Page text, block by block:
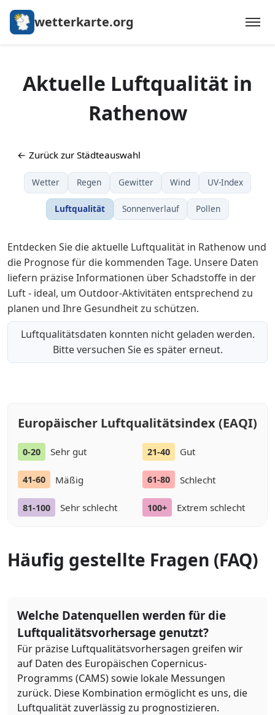
wetterkarte.org
Aktuelle Luftqualität in
Rathenow
← Zurück zur Städteauswahl
Wetter Regen Gewitter Wind UV-Index
Luftqualität Sonnenverlauf Pollen
Entdecken Sie die aktuelle Luftqualität in Rathenow und
die Prognose für die kommenden Tage. Unsere Daten
liefern präzise Informationen über Schadstoffe in der
Luft - ideal, um Outdoor-Aktivitäten entsprechend zu
planen und Ihre Gesundheit zu schützen.
Luftqualitätsdaten konnten nicht geladen werden.
Bitte versuchen Sie es später erneut.
Europäischer Luftqualitätsindex (EAQI)
0-20 Sehr gut 21-40 Gut
41-60 Mäßig 61-80 Schlecht
81-100 Sehr schlecht 100+ Extrem schlecht
Häufig gestellte Fragen (FAQ)
Welche Datenquellen werden für die
Luftqualitätsvorhersage genutzt?
Für präzise Luftqualitätsvorhersagen greifen wir
auf Daten des Europäischen Copernicus-
Programms (CAMS) sowie lokale Messungen
zurück. Diese Kombination ermöglicht es uns, die
Luftqualität zuverlässig zu prognostizieren.